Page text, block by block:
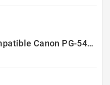
Pack Compatible Canon PG-540 XL / CL-541 XL – Noir & Couleur – Haute Capacité